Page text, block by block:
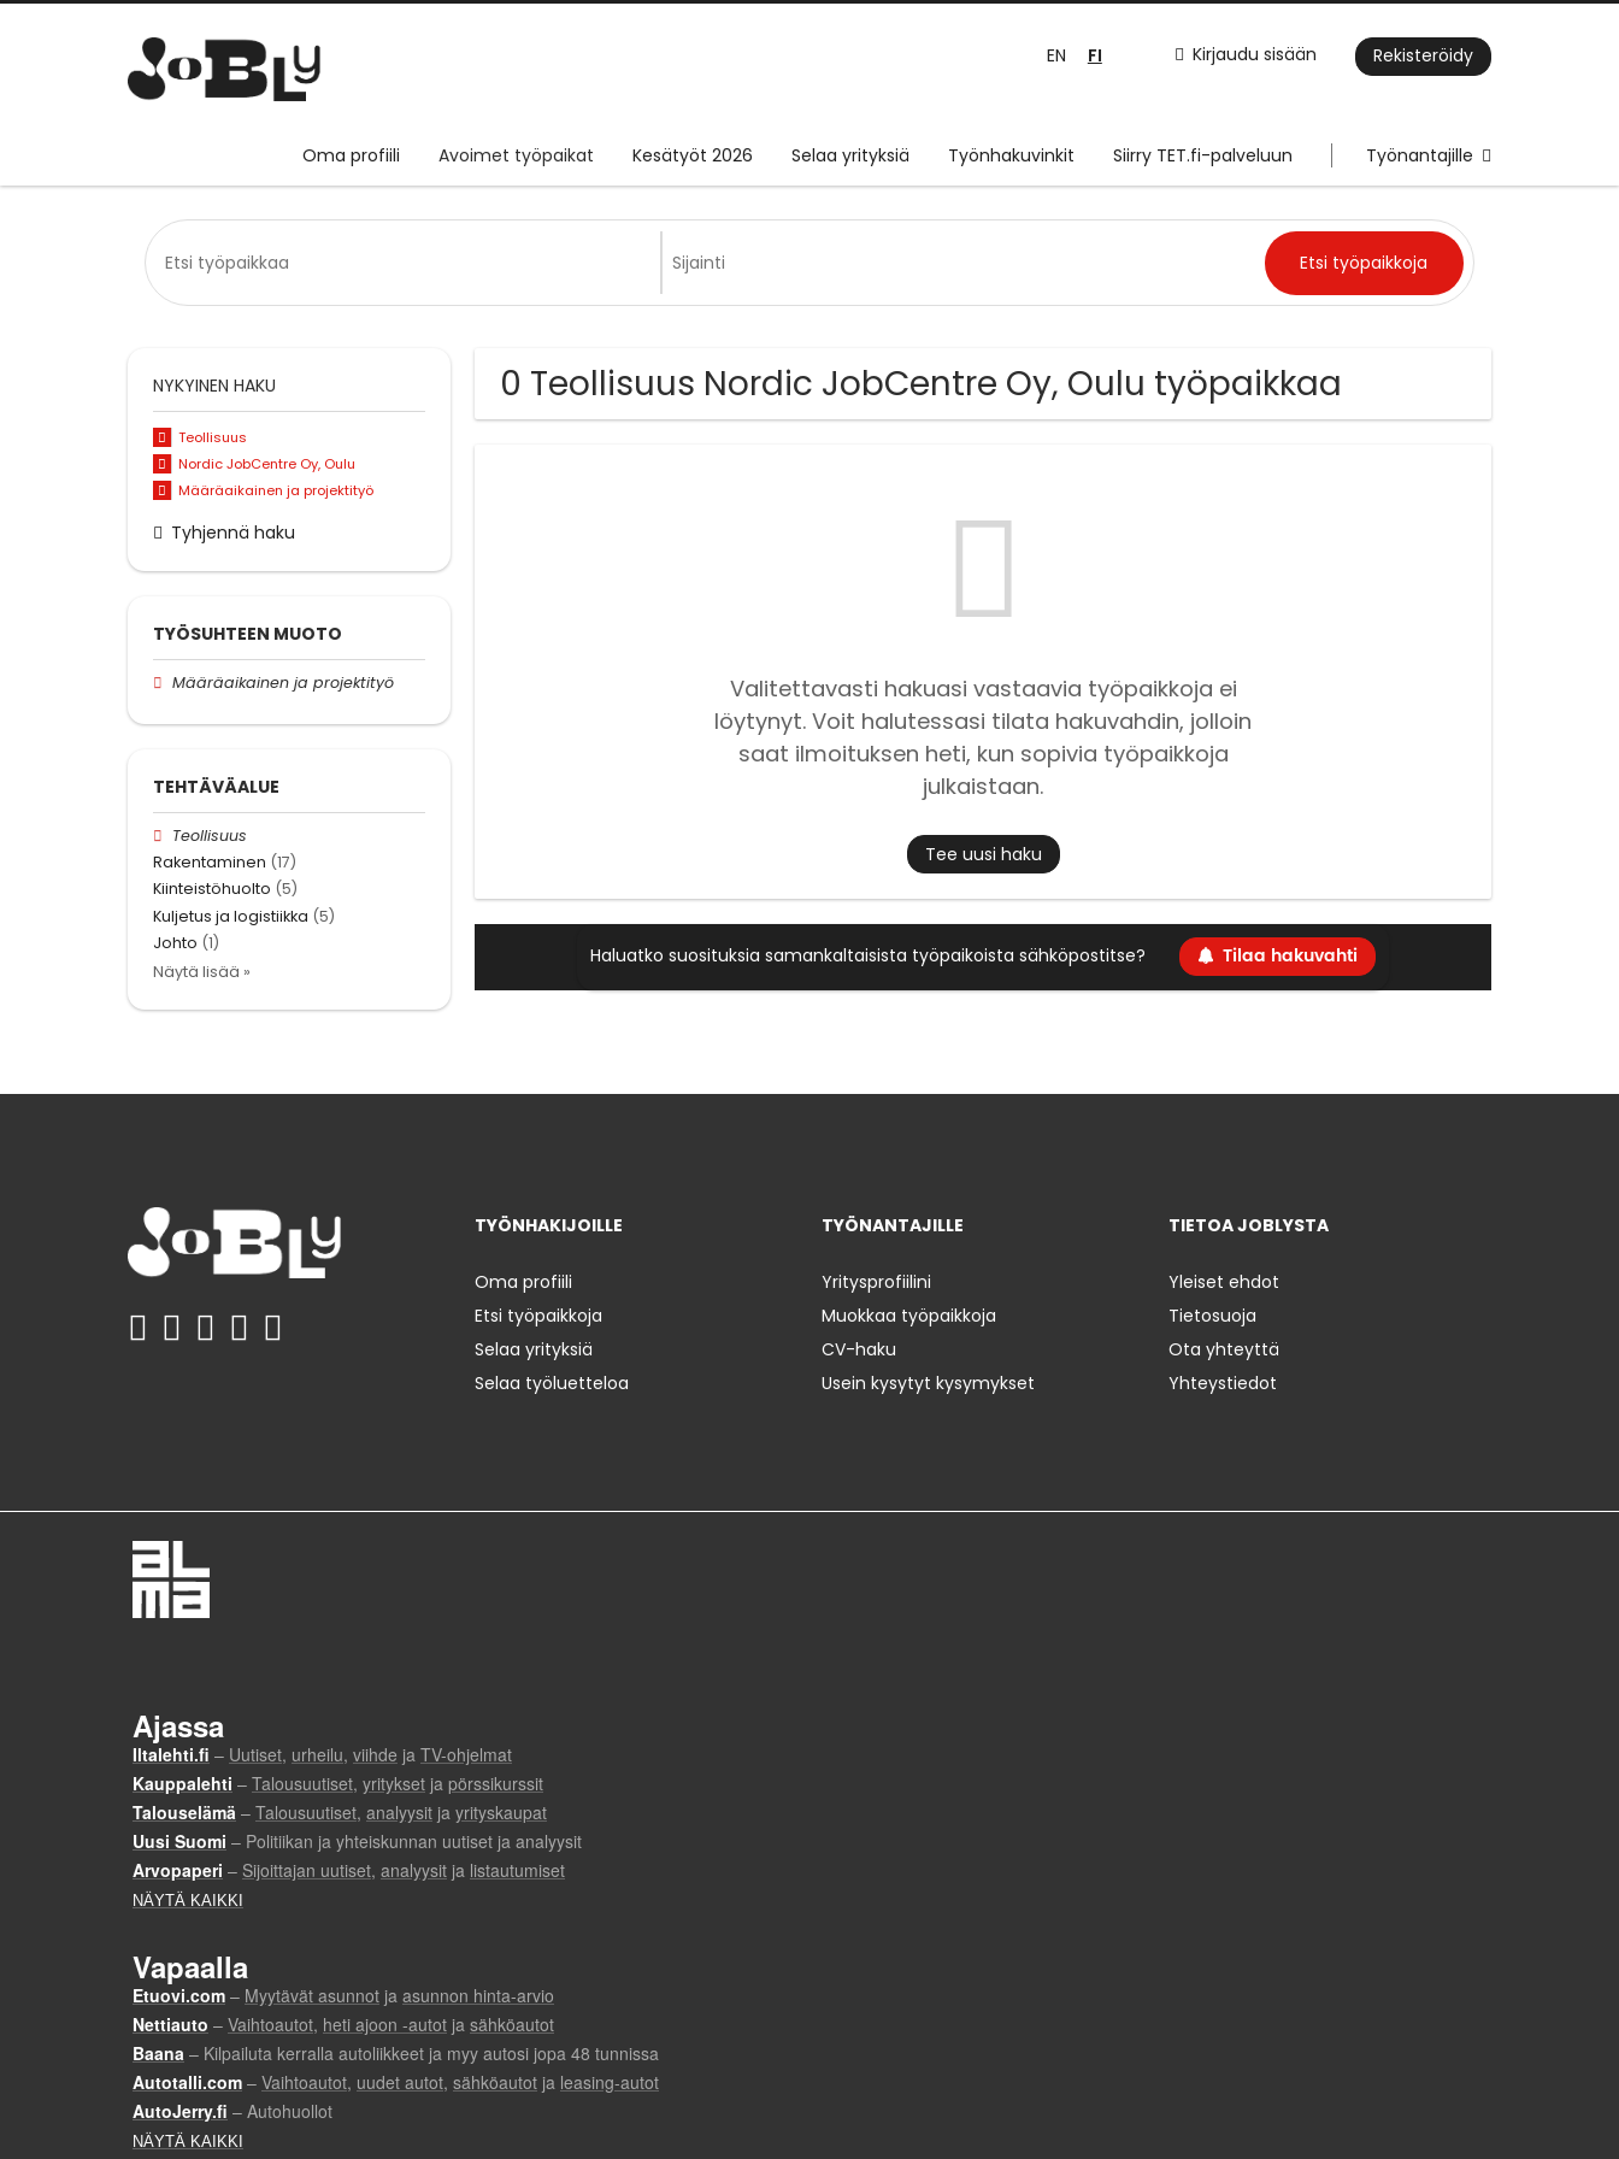
Kirjaudu sisään Rekisteröidy
EN FI
Oma profiili Avoimet työpaikat Kesätyöt 2026 Selaa yrityksiä Työnhakuvinkit Siirry TET.fi-palveluun Työnantajille
0 Teollisuus Nordic JobCentre Oy, Oulu työpaikkaa
Valitettavasti hakuasi vastaavia työpaikkoja ei
löytynyt. Voit halutessasi tilata hakuvahdin, jolloin
saat ilmoituksen heti, kun sopivia työpaikkoja
julkaistaan.
Tee uusi haku
Haluatko suosituksia samankaltaisista työpaikoista sähköpostitse? Tilaa hakuvahti
NYKYINEN HAKU
Teollisuus
Nordic JobCentre Oy, Oulu
Määräaikainen ja projektityö
Tyhjennä haku
TYÖSUHTEEN MUOTO
Määräaikainen ja projektityö
TEHTÄVÄALUE
Teollisuus
Rakentaminen (17)
Kiinteistöhuolto (5)
Kuljetus ja logistiikka (5)
Johto (1)
Näytä lisää »
TYÖNHAKIJOILLE
Oma profiili
Etsi työpaikkoja
Selaa yrityksiä
Selaa työluetteloa
TYÖNANTAJILLE
Yritysprofiilini
Muokkaa työpaikkoja
CV-haku
Usein kysytyt kysymykset
TIETOA JOBLYSTA
Yleiset ehdot
Tietosuoja
Ota yhteyttä
Yhteystiedot